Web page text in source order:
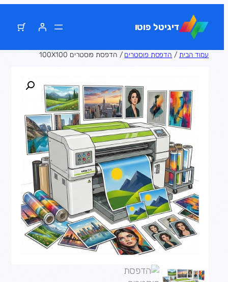
לתוכן
דיגיטל פוטו
עמוד הבית/הדפסת פוסטרים/ הדפסת פוסטרים 100X100